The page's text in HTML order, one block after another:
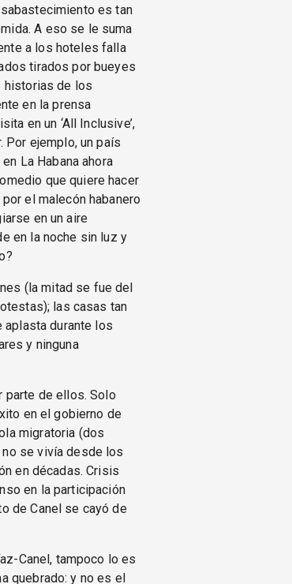
es tan
A eso se le suma
a los hoteles falla
tirados por bueyes
historias de los
en la prensa
en un ‘All Inclusive’,
Por ejemplo, un país
La Habana ahora
que quiere hacer
el malecón habanero
en un aire
en la noche sin luz y
(la mitad se fue del
las casas tan
durante los
y ninguna
parte de ellos. Solo
en el gobierno de
migratoria (dos
se vivía desde los
en décadas. Crisis
en la participación
de Canel se cayó de
Canel, tampoco lo es
quebrado: y no es el